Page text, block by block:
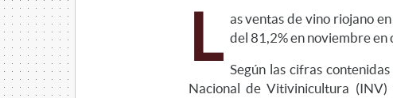
L as ventas de vino riojano
del 81,2% en noviembre en
Según las cifras
Nacional de Vitivinicultura